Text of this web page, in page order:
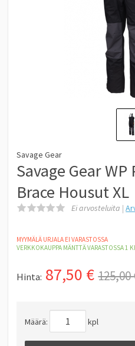
Savage Gear
Savage Gear
Brace Housut XL
Ei arvosteluita |
MYYMÄLÄ URJALA EI VARASTOSSA
VERKKOKAUPPA MÄNTTÄVARASTOSSA 1
Hinta: 87,50 € 125,00
Määrä: kpl